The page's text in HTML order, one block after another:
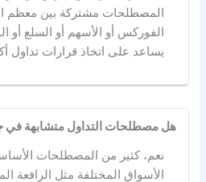
المصطلحات مشتركة بين معظم
الفوركس أو الأسهم أو السلع أو
يساعد على اتخاذ قرارات تداول
هل مصطلحات التداول متشابهة في
نعم، كثير من المصطلحات
الأسواق المختلفة مثل الرافعة